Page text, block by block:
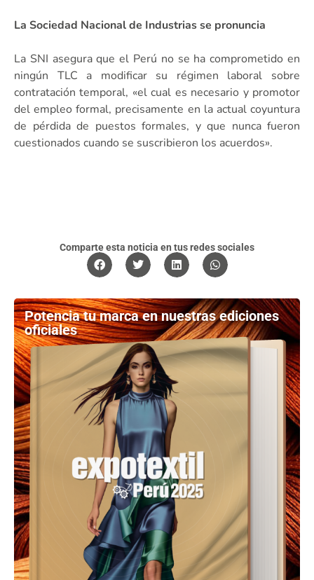
La Sociedad Nacional de Industrias se pronuncia
La SNI asegura que el Perú no se ha comprometido en
ningún TLC a modificar su régimen laboral sobre
contratación temporal, «el cual es necesario y promotor
del empleo formal, precisamente en la actual coyuntura
de pérdida de puestos formales, y que nunca fueron
cuestionados cuando se suscribieron los acuerdos».
Comparte esta noticia en tus redes sociales
Potencia tu marca en nuestras ediciones
oficiales